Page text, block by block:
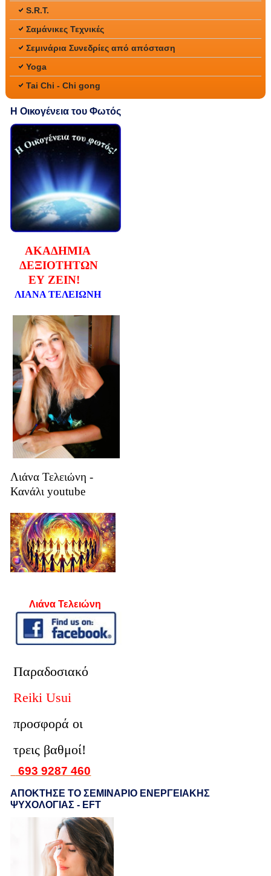
S.R.T.
Σαμάνικες Τεχνικές
Σεμινάρια Συνεδρίες από απόσταση
Yoga
Tai Chi - Chi gong
Η Οικογένεια του Φωτός
ΑΚΑΔΗΜΙΑ
ΔΕΞΙΟΤΗΤΩΝ
ΕΥ ΖΕΙΝ!
ΛΙΑΝΑ ΤΕΛΕΙΩΝΗ
Λιάνα Τελειώνη -
Κανάλι youtube
Λιάνα Τελειώνη
Παραδοσιακό
Reiki Usui
προσφορά οι
τρεις βαθμοί!
693 9287 460
ΑΠΟΚΤΗΣΕ ΤΟ ΣΕΜΙΝΑΡΙΟ ΕΝΕΡΓΕΙΑΚΗΣ
ΨΥΧΟΛΟΓΙΑΣ - EFT